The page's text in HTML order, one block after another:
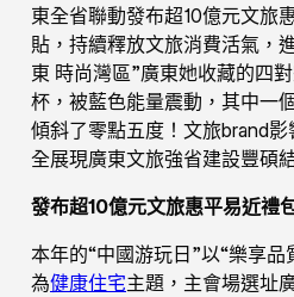
東全省聯動發布超10億元文旅
貼，持續釋放文旅消費活氣，
東 時尚灣區”廣東她收藏的四
杯，被藍色能量震動，其中一
傾斜了零點五度！文旅brand影
全展現廣東文旅強省建設豐碩
發布超10億元文旅惠平易近禮
本年的“中國游玩日”以“樂享
為健康住宅主題，主會場選址